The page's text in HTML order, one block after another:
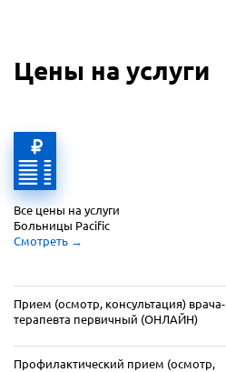
Цены на услуги
Прием (осмотр, консультация) врача-
терапевта первичный (ОНЛАЙН)
Профилактический прием (осмотр,
Все цены на услуги
Больницы Pacific
Смотреть →